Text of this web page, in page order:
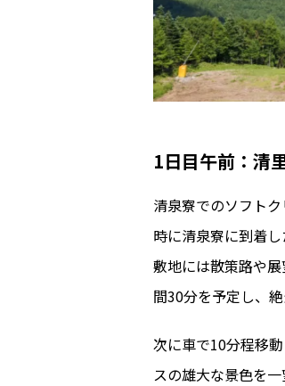
1日目午前：清
清泉寮でのソフト
時に清泉寮に到着
敷地には散策路や
間30分を予定し、
次に車で10分程移
スの雄大な景色を